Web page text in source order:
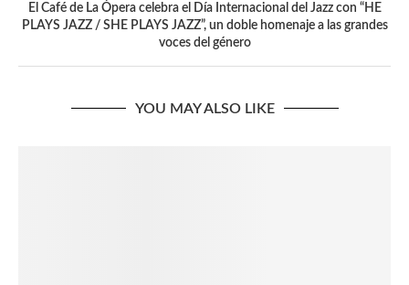
El Café de La Ópera celebra el Día Internacional del Jazz con “HE
PLAYS JAZZ / SHE PLAYS JAZZ”, un doble homenaje a las grandes
voces del género
YOU MAY ALSO LIKE